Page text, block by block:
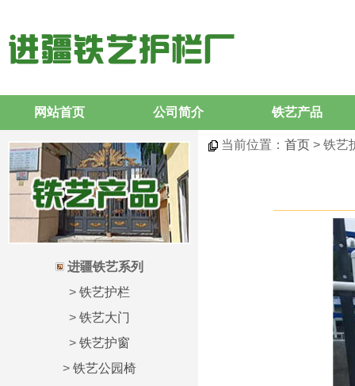
网站首页 公司简介 铁艺产品
进疆铁艺系列
> 铁艺护栏
> 铁艺大门
> 铁艺护窗
> 铁艺公园椅
当前位置： 首页 > 铁艺